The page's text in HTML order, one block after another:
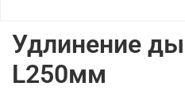
Удлинение
L250мм